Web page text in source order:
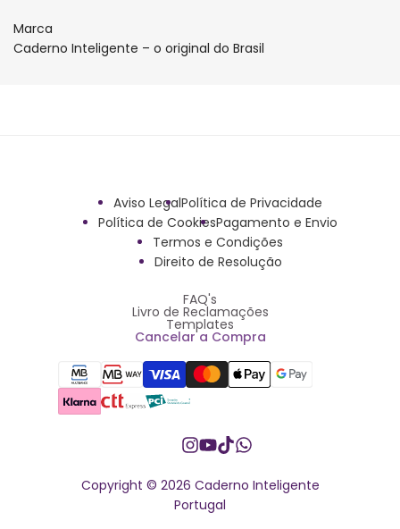
Marca
Caderno Inteligente – o original do Brasil
Aviso LegalPolítica de Privacidade
Política de CookiesPagamento e Envio
Termos e Condições
Direito de Resolução
FAQ's
Livro de Reclamações
Templates
Cancelar a Compra
Instagram
YouTube
TikTokWhatsapp
Copyright © 2026 Caderno Inteligente
Portugal